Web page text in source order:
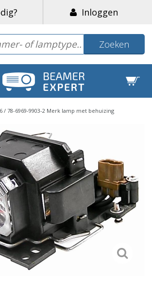
Inloggen
Zoeken
/ 78-6969-9903-2 Merk lamp met behuizing